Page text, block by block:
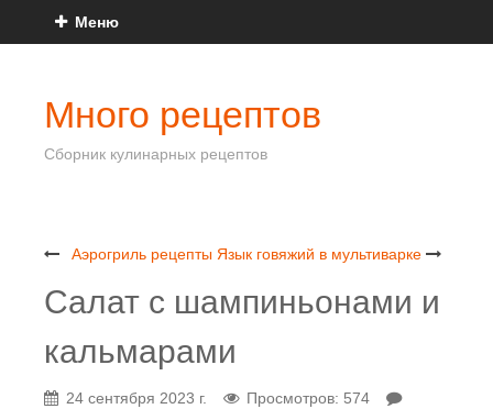
Меню
Много рецептов
Сборник кулинарных рецептов
Аэрогриль рецепты Язык говяжий в мультиварке
Салат с шампиньонами и
кальмарами
24 сентября 2023 г.
Просмотров: 574